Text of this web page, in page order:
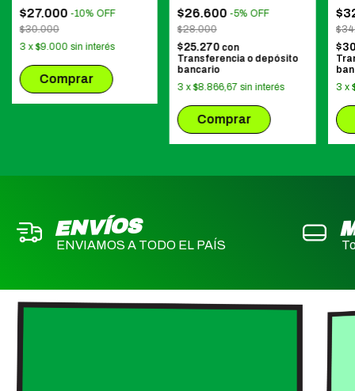
ARGENTINA - UNA
HISTORIA COLECTIVA
2001-2022
$27.000 -10% OFF
$30.000
3 x$9.000 sin interés
$26.600-5%OFF
$28.000
$25.270con
Transferencia o depósito
bancario
3 x$8.866,67 sin interés
3 x
ENVÍOS
ENVIAMOS A TODO EL PAÍS